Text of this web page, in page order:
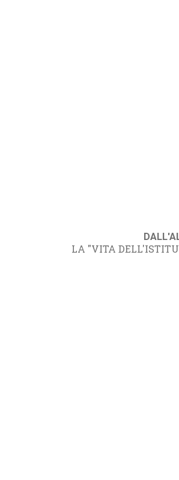
LA "VITA